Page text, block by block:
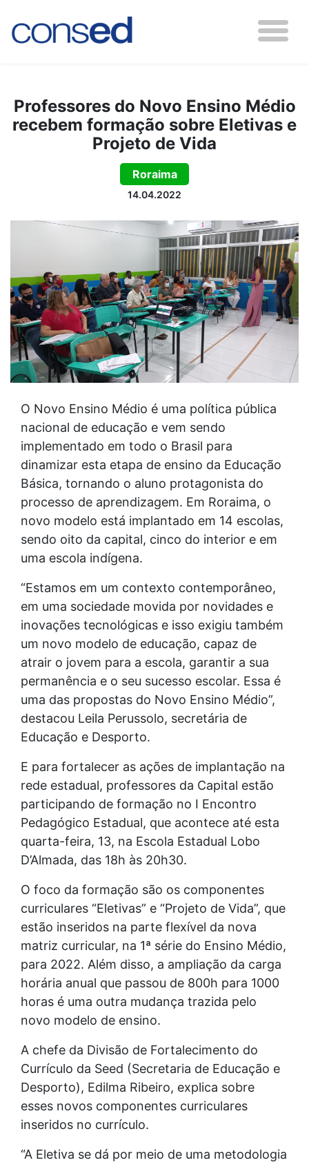
Professores do Novo Ensino Médio
recebem formação sobre Eletivas e
Projeto de Vida
Roraima
14.04.2022
O Novo Ensino Médio é uma política pública
nacional de educação e vem sendo
implementado em todo o Brasil para
dinamizar esta etapa de ensino da Educação
Básica, tornando o aluno protagonista do
processo de aprendizagem. Em Roraima, o
novo modelo está implantado em 14 escolas,
sendo oito da capital, cinco do interior e em
uma escola indígena.
“Estamos em um contexto contemporâneo,
em uma sociedade movida por novidades e
inovações tecnológicas e isso exigiu também
um novo modelo de educação, capaz de
atrair o jovem para a escola, garantir a sua
permanência e o seu sucesso escolar. Essa é
uma das propostas do Novo Ensino Médio”,
destacou Leila Perussolo, secretária de
Educação e Desporto.
E para fortalecer as ações de implantação na
rede estadual, professores da Capital estão
participando de formação no I Encontro
Pedagógico Estadual, que acontece até esta
quarta-feira, 13, na Escola Estadual Lobo
D’Almada, das 18h às 20h30.
O foco da formação são os componentes
curriculares “Eletivas” e “Projeto de Vida”, que
estão inseridos na parte flexível da nova
matriz curricular, na 1ª série do Ensino Médio,
para 2022. Além disso, a ampliação da carga
horária anual que passou de 800h para 1000
horas é uma outra mudança trazida pelo
novo modelo de ensino.
A chefe da Divisão de Fortalecimento do
Currículo da Seed (Secretaria de Educação e
Desporto), Edilma Ribeiro, explica sobre
esses novos componentes curriculares
inseridos no currículo.
“A Eletiva se dá por meio de uma metodologia